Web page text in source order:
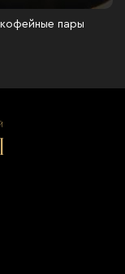
пары